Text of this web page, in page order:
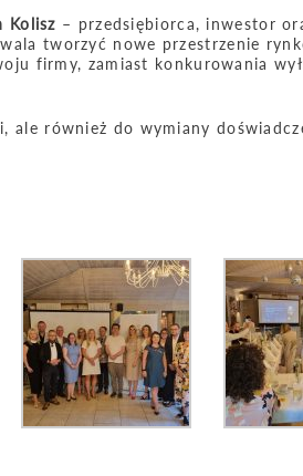
Kolisz – przedsiębiorca, inwestor
tworzyć nowe przestrzenie
firmy, zamiast konkurowania
ale również do wymiany